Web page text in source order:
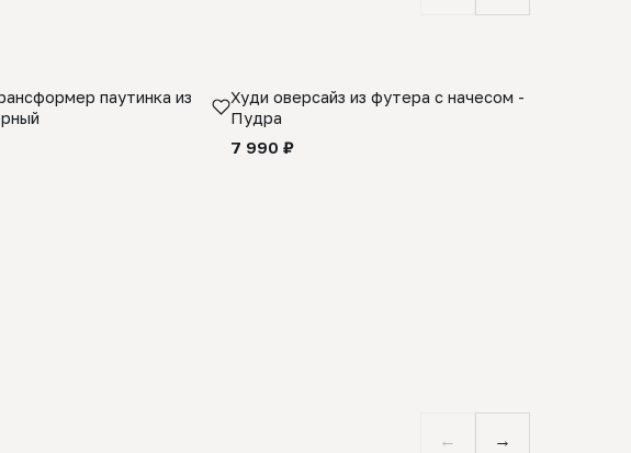
паутинка из
Худи оверсайз из футера с начесом -
Пудра
7 990 ₽
← →